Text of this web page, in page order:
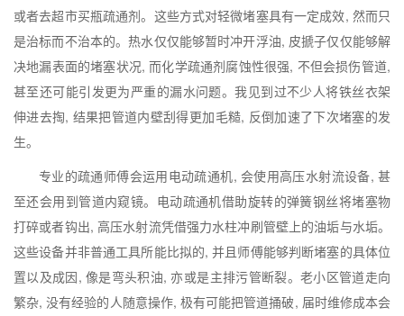
或者去超市买瓶疏通剂。这些方式对轻微堵塞具有一定成效, 然而只
是治标而不治本的。热水仅仅能够暂时冲开浮油, 皮搋子仅仅能够解
决地漏表面的堵塞状况, 而化学疏通剂腐蚀性很强, 不但会损伤管道,
甚至还可能引发更为严重的漏水问题。我见到过不少人将铁丝衣架
伸进去掏, 结果把管道内壁刮得更加毛糙, 反倒加速了下次堵塞的发
生。
专业的疏通师傅会运用电动疏通机, 会使用高压水射流设备, 甚
至还会用到管道内窥镜。电动疏通机借助旋转的弹簧钢丝将堵塞物
打碎或者钩出, 高压水射流凭借强力水柱冲刷管壁上的油垢与水垢。
这些设备并非普通工具所能比拟的, 并且师傅能够判断堵塞的具体位
置以及成因, 像是弯头积油, 亦或是主排污管断裂。老小区管道走向
繁杂, 没有经验的人随意操作, 极有可能把管道捅破, 届时维修成本会